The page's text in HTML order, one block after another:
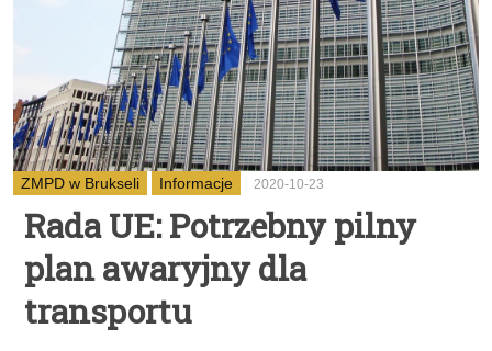
ZMPD w Brukseli Informacje 2020-10-23
Rada UE: Potrzebny pilny
plan awaryjny dla
transportu